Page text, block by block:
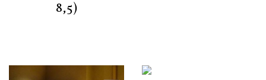
8,5)